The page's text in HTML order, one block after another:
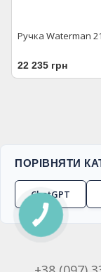
Ручка Waterman
22 235 грн
ПОРІВНЯТИ
ChatGPT